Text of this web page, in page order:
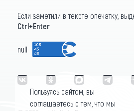
Если заметили в тексте опечатку,
Ctrl+Enter
null
Пользуясь сайтом, вы
соглашаетесь с тем, что мы